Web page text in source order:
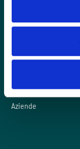
Domande frequenti
Cosa facciamo
Aziende